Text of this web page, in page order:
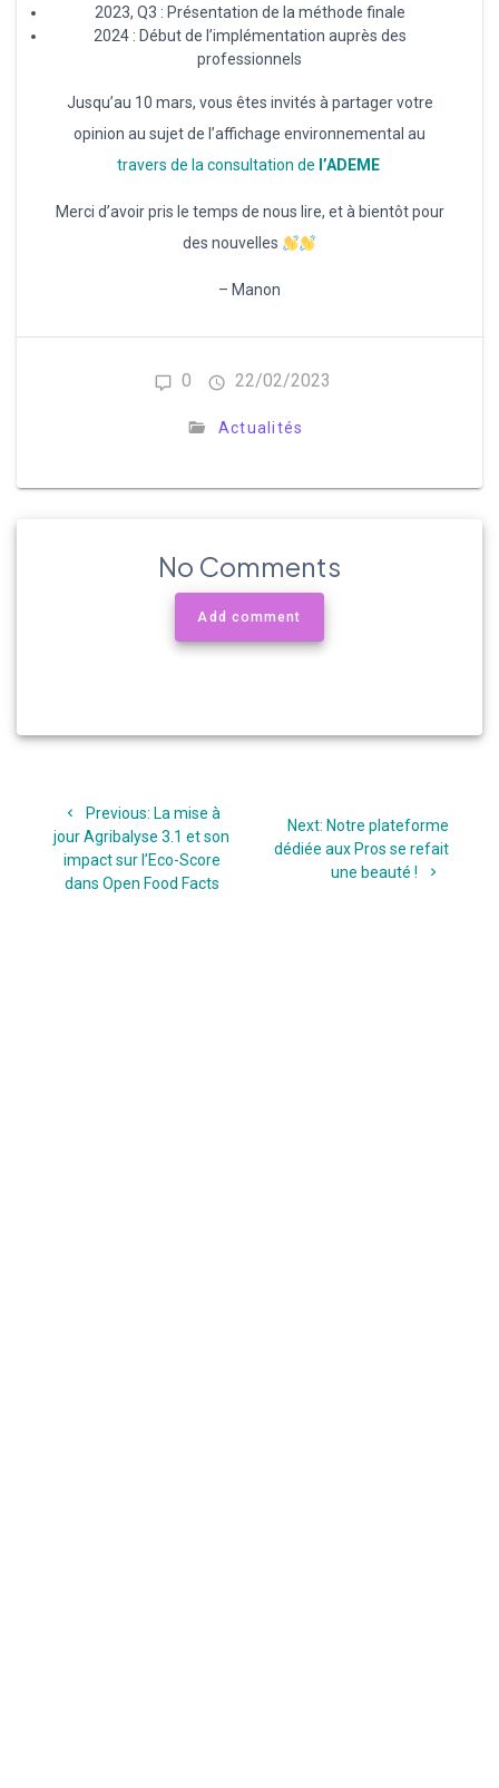
2023, Q3 : Présentation de la méthode finale
2024 : Début de l’implémentation auprès des
professionnels
Jusqu’au 10 mars, vous êtes invités à partager votre
opinion au sujet de l’affichage environnemental au
travers de la consultation de l’ADEME
Merci d’avoir pris le temps de nous lire, et à bientôt pour
des nouvelles
– Manon
0 22/02/2023
Actualités
No Comments
Add comment
de
l’article
Previous: Previous
post:
La mise à
jour Agribalyse 3.1 et son
impact sur l’Eco-Score
dans Open Food Facts
Next: Next
post:
Notre plateforme
dédiée aux Pros se refait
une beauté !